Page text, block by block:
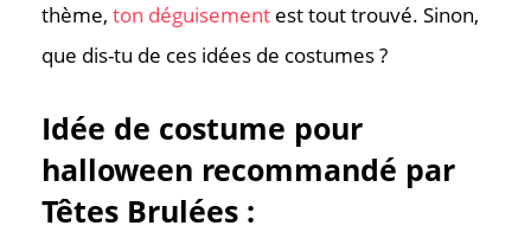
thème, ton déguisement est tout trouvé. Sinon,
que dis-tu de ces idées de costumes ?
Idée de costume pour
halloween recommandé par
Têtes Brulées :